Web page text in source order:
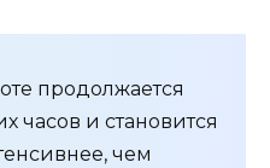
продолжается
часов и становится
чем